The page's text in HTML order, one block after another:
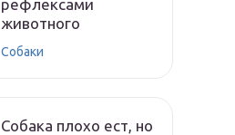
рефлексами
животного
Собаки
Собака плохо ест, но